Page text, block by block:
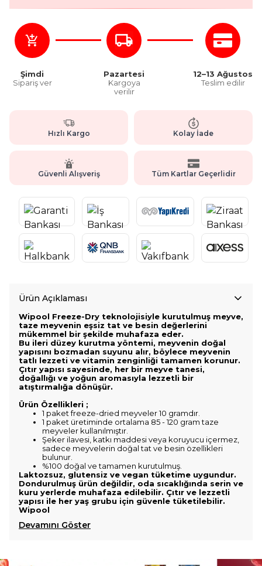
Şimdi
Sipariş ver
Pazartesi
Kargoya
verilir
12–13 Ağustos
Teslim edilir
Hızlı Kargo Kolay İade
Güvenli Alışveriş Tüm Kartlar Geçerlidir
Ürün Açıklaması
Wipool Freeze-Dry teknolojisiyle kurutulmuş meyve,
taze meyvenin eşsiz tat ve besin değerlerini
mükemmel bir şekilde muhafaza eder.
Bu ileri düzey kurutma yöntemi, meyvenin doğal
yapısını bozmadan suyunu alır, böylece meyvenin
tatlı lezzeti ve vitamin zenginliği tamamen korunur.
Çıtır yapısı sayesinde, her bir meyve tanesi,
doğallığı ve yoğun aromasıyla lezzetli bir
atıştırmalığa dönüşür.
Ürün Özellikleri ;
1 paket freeze-dried meyveler 10 gramdır.
1 paket üretiminde ortalama 85 - 120 gram taze
meyveler kullanılmıştır.
Şeker ilavesi, katkı maddesi veya koruyucu içermez,
sadece meyvelerin doğal tat ve besin özellikleri
bulunur.
%100 doğal ve tamamen kurutulmuş.
Laktozsuz, glutensiz ve vegan tüketime uygundur.
Dondurulmuş ürün değildir, oda sıcaklığında serin ve
kuru yerlerde muhafaza edilebilir. Çıtır ve lezzetli
yapısı ile her yaş grubu için güvenle tüketilebilir.
Wipool
Devamını Göster